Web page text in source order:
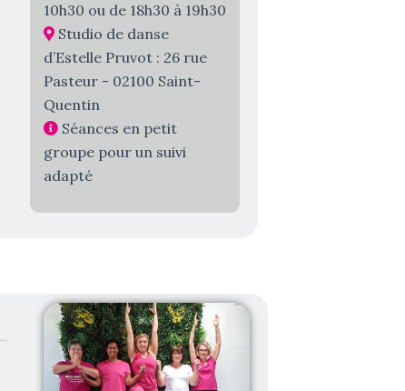
10h30 ou de 18h30 à 19h30
Studio de danse
d’Estelle Pruvot : 26 rue
Pasteur - 02100 Saint-
Quentin
Séances en petit
groupe pour un suivi
adapté